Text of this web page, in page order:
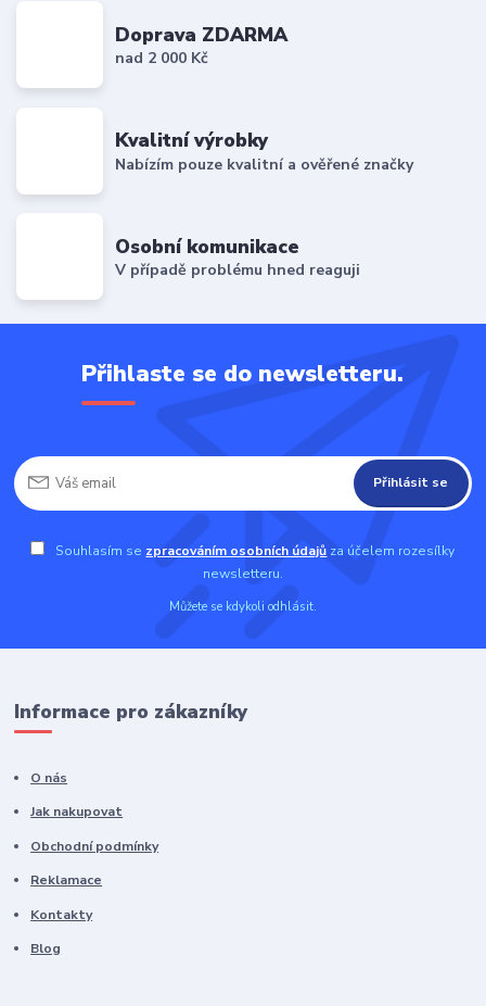
Doprava ZDARMA
nad 2 000 Kč
Kvalitní výrobky
Nabízím pouze kvalitní a ověřené značky
Osobní komunikace
V případě problému hned reaguji
Přihlaste se do newsletteru.
Přihlásit se
Souhlasím se zpracováním osobních údajů za účelem rozesílky
newsletteru.
Můžete se kdykoli odhlásit.
Informace pro zákazníky
O nás
Jak nakupovat
Obchodní podmínky
Reklamace
Kontakty
Blog